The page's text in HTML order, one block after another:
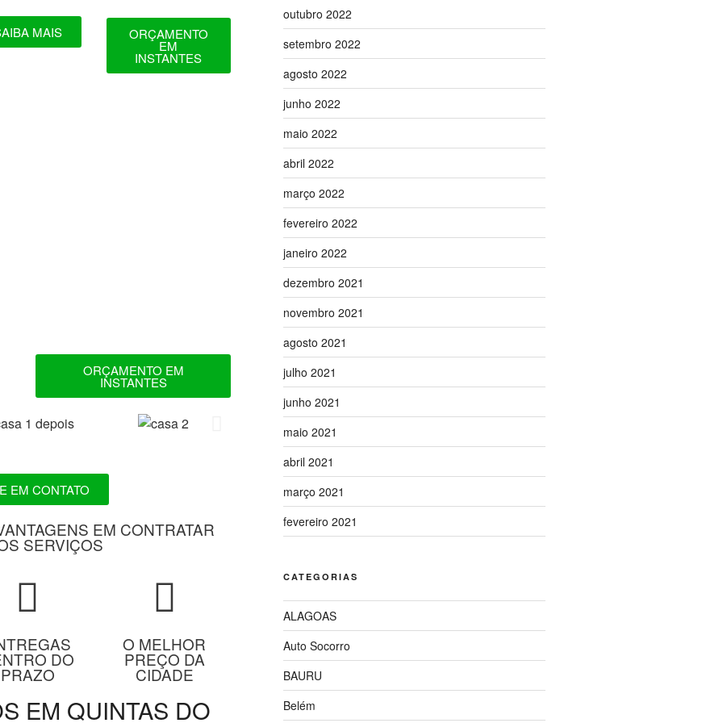
MAIS ORÇAMENTO
EM
INSTANTES
ORÇAMENTO EM
INSTANTES
EM CONTATO
EM CONTRATAR
SERVIÇOS
DO
PRAZO
O MELHOR
PREÇO DA
CIDADE
EM QUINTAS DO
outubro 2022
setembro 2022
agosto 2022
junho 2022
maio 2022
abril 2022
março 2022
fevereiro 2022
janeiro 2022
dezembro 2021
novembro 2021
agosto 2021
julho 2021
junho 2021
maio 2021
abril 2021
março 2021
fevereiro 2021
CATEGORIAS
ALAGOAS
Auto Socorro
BAURU
Belém